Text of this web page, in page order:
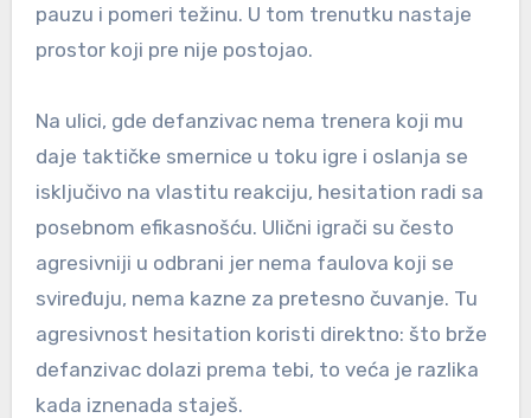
pauzu i pomeri težinu. U tom trenutku nastaje
prostor koji pre nije postojao.
Na ulici, gde defanzivac nema trenera koji mu
daje taktičke smernice u toku igre i oslanja se
isključivo na vlastitu reakciju, hesitation radi sa
posebnom efikasnošću. Ulični igrači su često
agresivniji u odbrani jer nema faulova koji se
sviređuju, nema kazne za pretesno čuvanje. Tu
agresivnost hesitation koristi direktno: što brže
defanzivac dolazi prema tebi, to veća je razlika
kada iznenada staješ.